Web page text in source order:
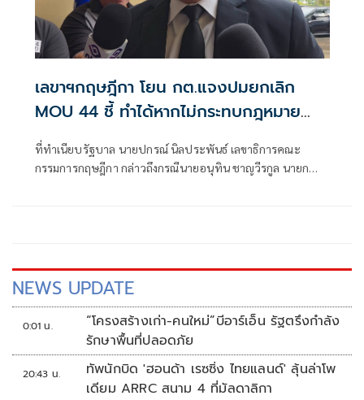
เลขาฯกฤษฎีกา โยน กต.แจงปมยกเลิก
MOU 44 ชี้ ทำได้หากไม่กระทบกฎหมาย
ระหว่างประเทศ
ที่ทำเนียบรัฐบาล นายปกรณ์ นิลประพันธ์ เลขาธิการคณะ
กรรมการกฤษฎีกา กล่าวถึงกรณีนายอนุทิน ชาญวีรกูล นายก
NEWS UPDATE
0:01 น.
“โครงสร้างเก่า-คนใหม่”บีอาร์เอ็น รัฐตรึงกำลัง
รักษาพื้นที่ปลอดภัย
20:43 น.
ทัพนักบิด 'ฮอนด้า เรซซิ่ง ไทยแลนด์' ลุ้นล่าโพ
เดียม ARRC สนาม 4 ที่มัลดาลิกา